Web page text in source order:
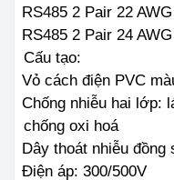
RS485 2 Pair 22 AWG
RS485 2 Pair 24 AWG
Cấu tạo:
Vỏ cách điện PVC
Chống nhiễu hai lớp:
chống oxi hoá
Dây thoát nhiễu đồng
Điện áp: 300/500V